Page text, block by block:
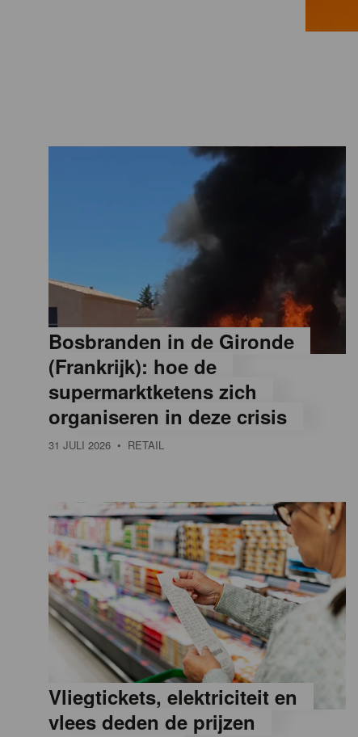
Bosbranden in de Gironde
(Frankrijk): hoe de
supermarktketens zich
organiseren in deze crisis
31 JULI 2026 • RETAIL
Vliegtickets, elektriciteit en
vlees deden de prijzen